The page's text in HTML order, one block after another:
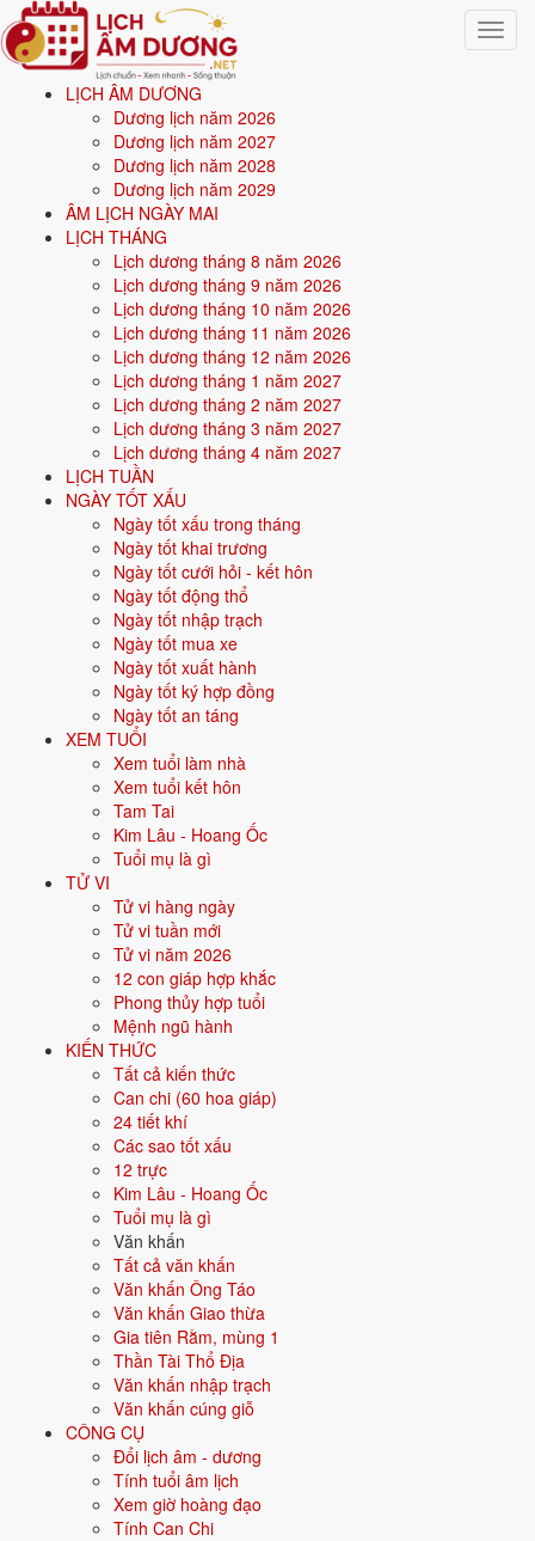
Toggle
LỊCH ÂM DƯƠNG
Dương lịch năm 2026
Dương lịch năm 2027
Dương lịch năm 2028
Dương lịch năm 2029
ÂM LỊCH NGÀY MAI
LỊCH THÁNG
Lịch dương tháng 8 năm 2026
Lịch dương tháng 9 năm 2026
Lịch dương tháng 10 năm 2026
Lịch dương tháng 11 năm 2026
Lịch dương tháng 12 năm 2026
Lịch dương tháng 1 năm 2027
Lịch dương tháng 2 năm 2027
Lịch dương tháng 3 năm 2027
Lịch dương tháng 4 năm 2027
LỊCH TUẦN
NGÀY TỐT XẤU
Ngày tốt xấu trong tháng
Ngày tốt khai trương
Ngày tốt cưới hỏi - kết hôn
Ngày tốt động thổ
Ngày tốt nhập trạch
Ngày tốt mua xe
Ngày tốt xuất hành
Ngày tốt ký hợp đồng
Ngày tốt an táng
XEM TUỔI
Xem tuổi làm nhà
Xem tuổi kết hôn
Tam Tai
Kim Lâu - Hoang Ốc
Tuổi mụ là gì
TỬ VI
Tử vi hàng ngày
Tử vi tuần mới
Tử vi năm 2026
12 con giáp hợp khắc
Phong thủy hợp tuổi
Mệnh ngũ hành
KIẾN THỨC
Tất cả kiến thức
Can chi (60 hoa giáp)
24 tiết khí
Các sao tốt xấu
12 trực
Kim Lâu - Hoang Ốc
Tuổi mụ là gì
Văn khấn
Tất cả văn khấn
Văn khấn Ông Táo
Văn khấn Giao thừa
Gia tiên Rằm, mùng 1
Thần Tài Thổ Địa
Văn khấn nhập trạch
Văn khấn cúng giỗ
CÔNG CỤ
Đổi lịch âm - dương
Tính tuổi âm lịch
Xem giờ hoàng đạo
Tính Can Chi
Trang chủ
Xem ngày tốt xấu
Tháng 6/2027
Xem ngày tốt xấu tháng 6
năm 2027
ngày tốt - ngày xấu tháng 6/2027
cưới hỏi, khai trương, động thổ, nhập trạch, xuất hành, ký hợp đồng,
mua xe, an táng. Mỗi ngày được chấm điểm tổng hợp từ
12 Trực, 28 Nhị Thập Bát Túvà ngày cấm kỵ; ngày điểm cao mới
được xếp vào danh sách ngày tốt cho từng việc. Có thể chọn xem theo
tháng bất kỳ, hoặc xem ngày tốt xấu theo tuổi
sinh để lọc ngày hợp tuổi gia chủ.
1/6/2027đến30/6/2027
(30 ngày), mỗi việc có số ngày đẹp
khác nhau.
Cưới hỏi: 15 ngày tốt ·Khai trương: 16 ngày tốt ·
14 ngày tốt ·Nhập trạch: 18 ngày tốt ·
Ký hợp đồng: 15 ngày tốt ·Mua xe
Bấm vào từng ngày để xem chi tiết giờ hoàng đạo, sao, trực,
việc nên - nên tránh.
Xem ngày tốt xấu theo tháng và
theo tuổi
30 ngày
Ngày sinh gia chủ (xem ngày hợp tuổi)
Xem
Chọn một tháng bất kỳ để xem ngày tốt - ngày xấu, hoặc nhập ngày
sinh để biết ngày nào hợp tuổi gia chủ.
Ngày tốt tháng 6/2027 theo từng
Mỗi việc dưới đây được xếp hạng ngày đẹp riêng theo tiêu chí phù
hợp; bấm vào thẻ để xem ngày tốt nhất và ngày nên tránh cho từng
Cưới hỏi
Trong tháng 6/2027 có 15 ngày tốt cho cưới hỏi. Tốt nhất: 3/6, 11/6,
✅ NGÀY ĐẸP NHẤT
3/6 T5 · Quý Sửu
T6 ·Tân Dậu· 7/5 âm
T5 ·Giáp Tuất· 20/5 âm